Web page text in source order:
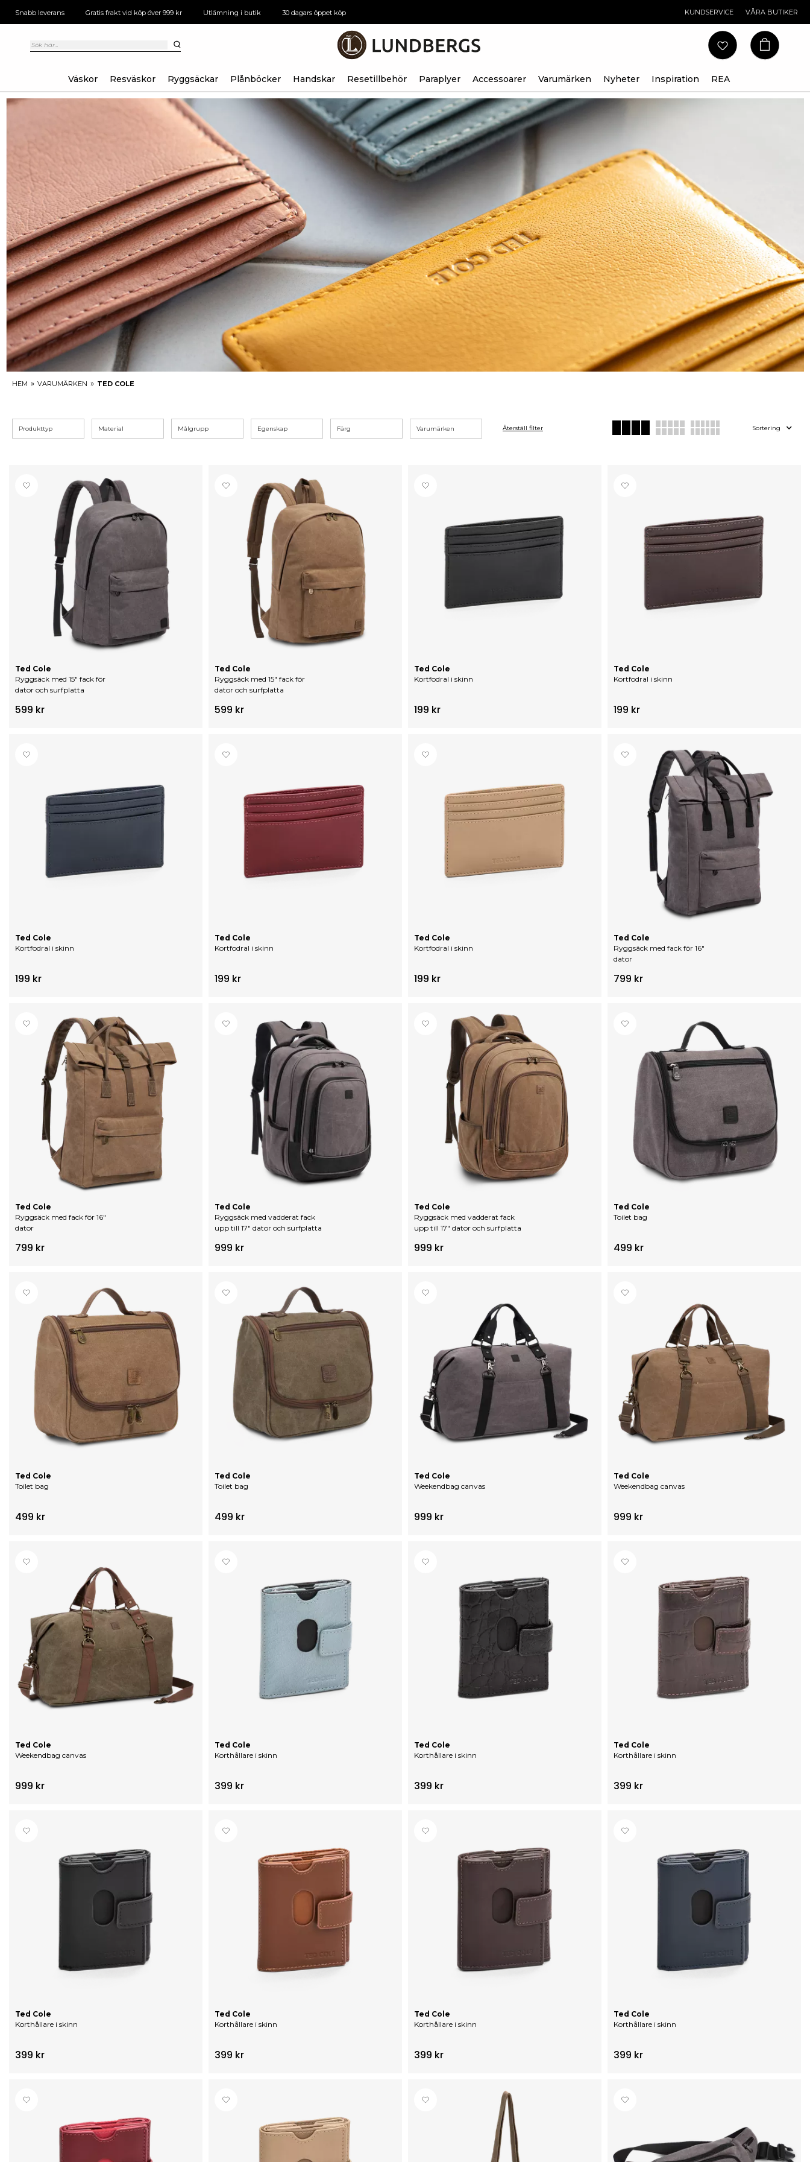
Snabb leverans Gratis frakt vid köp över 999 kr Utlämning i butik 30 dagars öppet köp KUNDSERVICE VÅRA BUTIKER
Väskor Resväskor Ryggsäckar Plånböcker Handskar Resetillbehör Paraplyer Accessoarer Varumärken Nyheter Inspiration REA
HEM » VARUMÄRKEN » TED COLE
Produkttyp Material Målgrupp Egenskap Färg Varumärken Återställ filter Sortering
Ryggsäck med 15" fack för
dator och surfplatta
Ted Cole
599 kr
Ryggsäck med 15" fack för
dator och surfplatta
Ted Cole
599 kr
Kortfodral i skinn
Ted Cole
199 kr
Kortfodral i skinn
Ted Cole
199 kr
Kortfodral i skinn
Ted Cole
199 kr
Kortfodral i skinn
Ted Cole
199 kr
Kortfodral i skinn
Ted Cole
199 kr
Ryggsäck med fack för 16"
dator
Ted Cole
799 kr
Ryggsäck med fack för 16"
dator
Ted Cole
799 kr
Ryggsäck med vadderat fack
upp till 17" dator och surfplatta
Ted Cole
999 kr
Ryggsäck med vadderat fack
upp till 17" dator och surfplatta
Ted Cole
999 kr
Toilet bag
Ted Cole
499 kr
Toilet bag
Ted Cole
499 kr
Toilet bag
Ted Cole
499 kr
Weekendbag canvas
Ted Cole
999 kr
Weekendbag canvas
Ted Cole
999 kr
Weekendbag canvas
Ted Cole
999 kr
Korthållare i skinn
Ted Cole
399 kr
Korthållare i skinn
Ted Cole
399 kr
Korthållare i skinn
Ted Cole
399 kr
Korthållare i skinn
Ted Cole
399 kr
Korthållare i skinn
Ted Cole
399 kr
Korthållare i skinn
Ted Cole
399 kr
Korthållare i skinn
Ted Cole
399 kr